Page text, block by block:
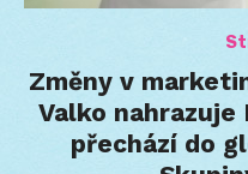
Změny v
Valko nahrazuje
přechází do